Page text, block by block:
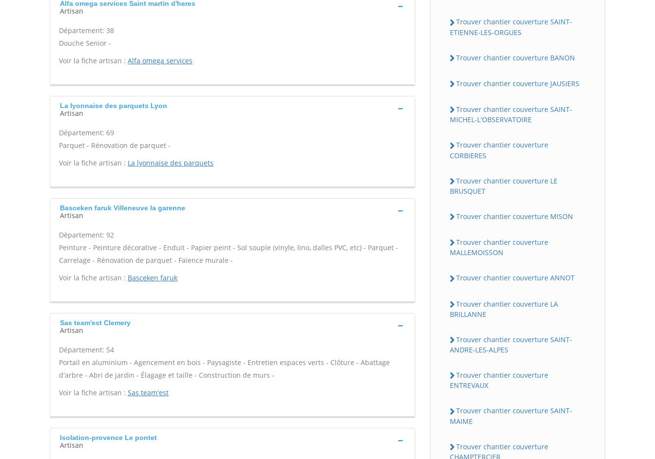
Alfa omega services Saint martin d'heres
Artisan
Département: 38
Douche Senior -
Voir la fiche artisan : Alfa omega services
La lyonnaise des parquets Lyon
Artisan
Département: 69
Parquet - Rénovation de parquet -
Voir la fiche artisan : La lyonnaise des parquets
Basceken faruk Villeneuve la garenne
Artisan
Département: 92
Peinture - Peinture décorative - Enduit - Papier peint - Sol souple (vinyle, lino, dalles PVC, etc) - Parquet -
Carrelage - Rénovation de parquet - Faïence murale -
Voir la fiche artisan : Basceken faruk
Sas team'est Clemery
Artisan
Département: 54
Portail en aluminium - Agencement en bois - Paysagiste - Entretien espaces verts - Clôture - Abattage
d'arbre - Abri de jardin - Élagage et taille - Construction de murs -
Voir la fiche artisan : Sas team'est
Isolation-provence Le pontet
Artisan
Trouver chantier couverture SAINT-
ETIENNE-LES-ORGUES
Trouver chantier couverture BANON
Trouver chantier couverture JAUSIERS
Trouver chantier couverture SAINT-
MICHEL-L'OBSERVATOIRE
Trouver chantier couverture
CORBIERES
Trouver chantier couverture LE
BRUSQUET
Trouver chantier couverture MISON
Trouver chantier couverture
MALLEMOISSON
Trouver chantier couverture ANNOT
Trouver chantier couverture LA
BRILLANNE
Trouver chantier couverture SAINT-
ANDRE-LES-ALPES
Trouver chantier couverture
ENTREVAUX
Trouver chantier couverture SAINT-
MAIME
Trouver chantier couverture
CHAMPTERCIER